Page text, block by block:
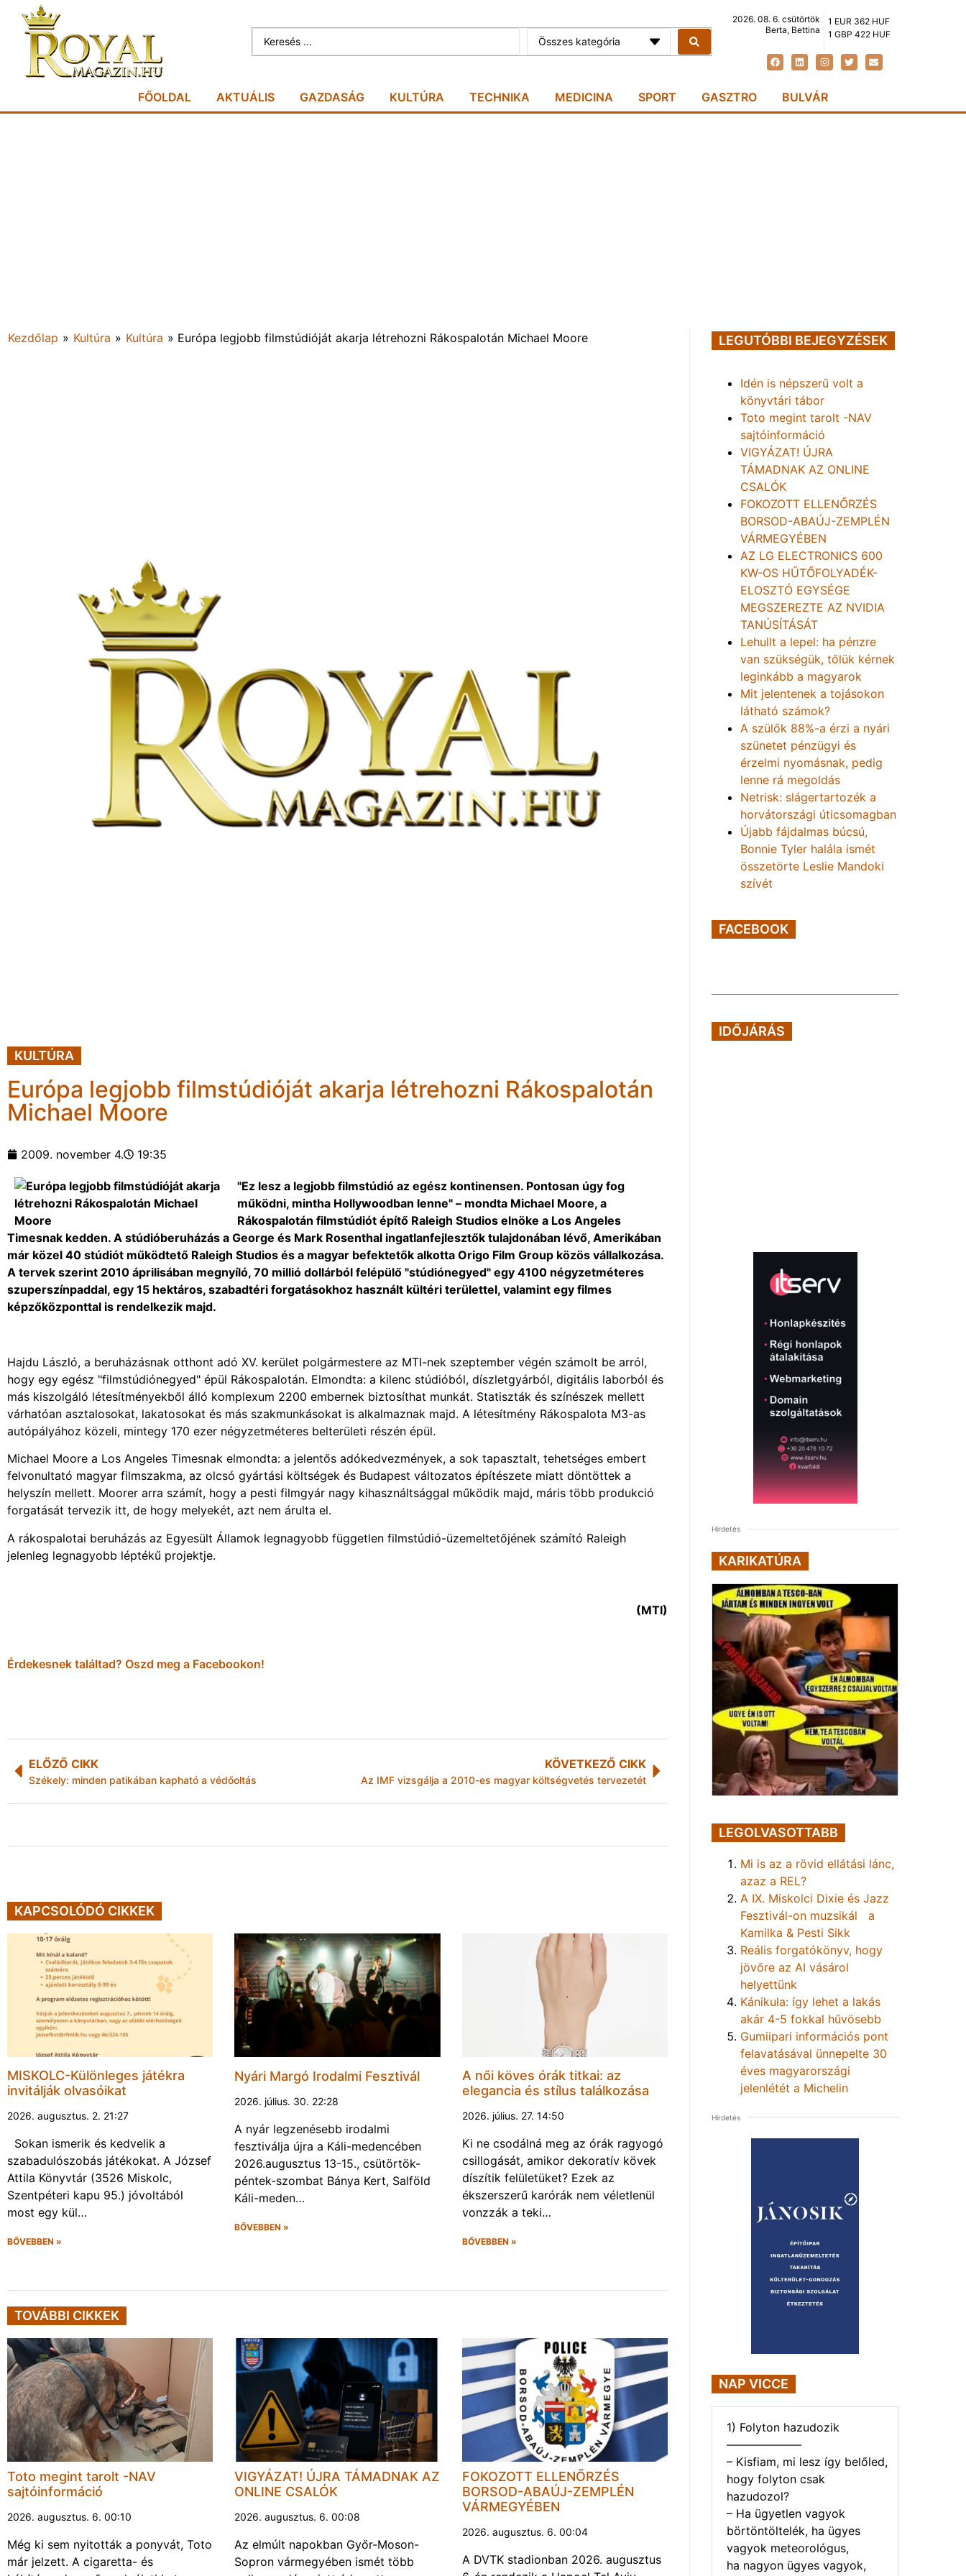
Összes kategória
2026. 08. 6. csütörtök
Berta, Bettina
1 EUR 362 HUF
1 GBP 422 HUF
FŐOLDAL AKTUÁLIS GAZDASÁG KULTÚRA TECHNIKA MEDICINA SPORT GASZTRO BULVÁR
Kezdőlap » Kultúra » Kultúra » Európa legjobb filmstúdióját akarja létrehozni Rákospalotán Michael Moore
KULTÚRA
Európa legjobb filmstúdióját akarja létrehozni Rákospalotán
Michael Moore
2009. november 4. 19:35
"Ez lesz a legjobb filmstúdió az egész kontinensen. Pontosan úgy fog
működni, mintha Hollywoodban lenne" – mondta Michael Moore, a
Rákospalotán filmstúdiót építő Raleigh Studios elnöke a Los Angeles
Timesnak kedden. A stúdióberuházás a George és Mark Rosenthal ingatlanfejlesztők tulajdonában lévő, Amerikában
már közel 40 stúdiót működtető Raleigh Studios és a magyar befektetők alkotta Origo Film Group közös vállalkozása.
A tervek szerint 2010 áprilisában megnyíló, 70 millió dollárból felépülő "stúdiónegyed" egy 4100 négyzetméteres
szuperszínpaddal, egy 15 hektáros, szabadtéri forgatásokhoz használt kültéri területtel, valamint egy filmes
képzőközponttal is rendelkezik majd.
Hajdu László, a beruházásnak otthont adó XV. kerület polgármestere az MTI-nek szeptember végén számolt be arról,
hogy egy egész "filmstúdiónegyed" épül Rákospalotán. Elmondta: a kilenc stúdióból, díszletgyárból, digitális laborból és
más kiszolgáló létesítményekből álló komplexum 2200 embernek biztosíthat munkát. Statiszták és színészek mellett
várhatóan asztalosokat, lakatosokat és más szakmunkásokat is alkalmaznak majd. A létesítmény Rákospalota M3-as
autópályához közeli, mintegy 170 ezer négyzetméteres belterületi részén épül.
Michael Moore a Los Angeles Timesnak elmondta: a jelentős adókedvezmények, a sok tapasztalt, tehetséges embert
felvonultató magyar filmszakma, az olcsó gyártási költségek és Budapest változatos építészete miatt döntöttek a
helyszín mellett. Moorer arra számít, hogy a pesti filmgyár nagy kihasználtsággal működik majd, máris több produkció
forgatását tervezik itt, de hogy melyekét, azt nem árulta el.
A rákospalotai beruházás az Egyesült Államok legnagyobb független filmstúdió-üzemeltetőjének számító Raleigh
jelenleg legnagyobb léptékű projektje.
(MTI)
Érdekesnek találtad? Oszd meg a Facebookon!
ELŐZŐ CIKK
Székely: minden patikában kapható a védőoltás
KÖVETKEZŐ CIKK
Az IMF vizsgálja a 2010-es magyar költségvetés tervezetét
KAPCSOLÓDÓ CIKKEK
MISKOLC-Különleges játékra
invitálják olvasóikat
2026. augusztus. 2. 21:27
Sokan ismerik és kedvelik a
szabadulószobás játékokat. A József
Attila Könyvtár (3526 Miskolc,
Szentpéteri kapu 95.) jóvoltából
most egy kül…
BŐVEBBEN »
Nyári Margó Irodalmi Fesztivál
2026. július. 30. 22:28
A nyár legzenésebb irodalmi
fesztiválja újra a Káli-medencében
2026.augusztus 13-15., csütörtök-
péntek-szombat Bánya Kert, Salföld
Káli-meden…
BŐVEBBEN »
A női köves órák titkai: az
elegancia és stílus találkozása
2026. július. 27. 14:50
Ki ne csodálná meg az órák ragyogó
csillogását, amikor dekoratív kövek
díszítik felületüket? Ezek az
ékszerszerű karórák nem véletlenül
vonzzák a teki…
BŐVEBBEN »
TOVÁBBI CIKKEK
Toto megint tarolt -NAV
sajtóinformáció
2026. augusztus. 6. 00:10
Még ki sem nyitották a ponyvát, Toto
már jelzett. A cigaretta- és
VIGYÁZAT! ÚJRA TÁMADNAK AZ
ONLINE CSALÓK
2026. augusztus. 6. 00:08
Az elmúlt napokban Győr-Moson-
Sopron vármegyében ismét több
FOKOZOTT ELLENŐRZÉS
BORSOD-ABAÚJ-ZEMPLÉN
VÁRMEGYÉBEN
2026. augusztus. 6. 00:04
A DVTK stadionban 2026. augusztus
LEGUTÓBBI BEJEGYZÉSEK
Idén is népszerű volt a
könyvtári tábor
Toto megint tarolt -NAV
sajtóinformáció
VIGYÁZAT! ÚJRA
TÁMADNAK AZ ONLINE
CSALÓK
FOKOZOTT ELLENŐRZÉS
BORSOD-ABAÚJ-ZEMPLÉN
VÁRMEGYÉBEN
AZ LG ELECTRONICS 600
KW-OS HŰTŐFOLYADÉK-
ELOSZTÓ EGYSÉGE
MEGSZEREZTE AZ NVIDIA
TANÚSÍTÁSÁT
Lehullt a lepel: ha pénzre
van szükségük, tőlük kérnek
leginkább a magyarok
Mit jelentenek a tojásokon
látható számok?
A szülők 88%-a érzi a nyári
szünetet pénzügyi és
érzelmi nyomásnak, pedig
lenne rá megoldás
Netrisk: slágertartozék a
horvátországi úticsomagban
Újabb fájdalmas búcsú,
Bonnie Tyler halála ismét
összetörte Leslie Mandoki
szívét
FACEBOOK
IDŐJÁRÁS
Hirdetés
KARIKATÚRA
LEGOLVASOTTABB
Mi is az a rövid ellátási lánc,
azaz a REL?
A IX. Miskolci Dixie és Jazz
Fesztivál-on muzsikál a
Kamilka & Pesti Sikk
Reális forgatókönyv, hogy
jövőre az AI vásárol
helyettünk
Kánikula: így lehet a lakás
akár 4-5 fokkal hűvösebb
Gumiipari információs pont
felavatásával ünnepelte 30
éves magyarországi
jelenlétét a Michelin
Hirdetés
NAP VICCE
1) Folyton hazudozik
——————–
– Kisfiam, mi lesz így belőled,
hogy folyton csak
hazudozol?
– Ha ügyetlen vagyok
börtöntöltelék, ha ügyes
vagyok meteorológus,
ha nagyon ügyes vagyok,